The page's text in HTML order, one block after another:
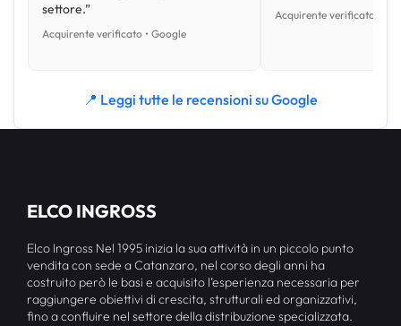
settore.”
Acquirente verificato • Google
Acquirente verificato •
📍 Leggi tutte le recensioni su Google
ELCO INGROSS
Elco Ingross Nel 1995 inizia la sua attività in un piccolo punto
vendita con sede a Catanzaro, nel corso degli anni ha
costruito però le basi e acquisito l’esperienza necessaria per
raggiungere obiettivi di crescita, strutturali ed organizzativi,
fino a confluire nel settore della distribuzione specializzata.